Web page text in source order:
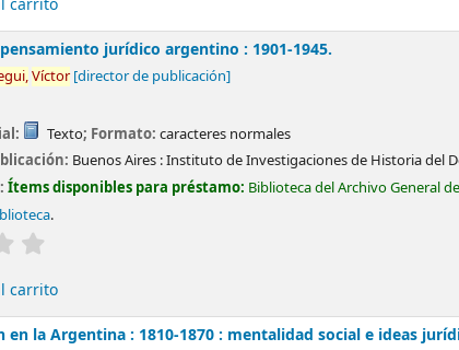
carrito
jurídico argentino : 1901-1945.
Víctor[director de publicación]
Texto; Formato: caracteres normales
Buenos Aires :Instituto de Investigaciones de Historia del
Ítems disponibles para préstamo: Biblioteca del Archivo General
.
carrito
en la Argentina : 1810-1870 : mentalidad social e ideas